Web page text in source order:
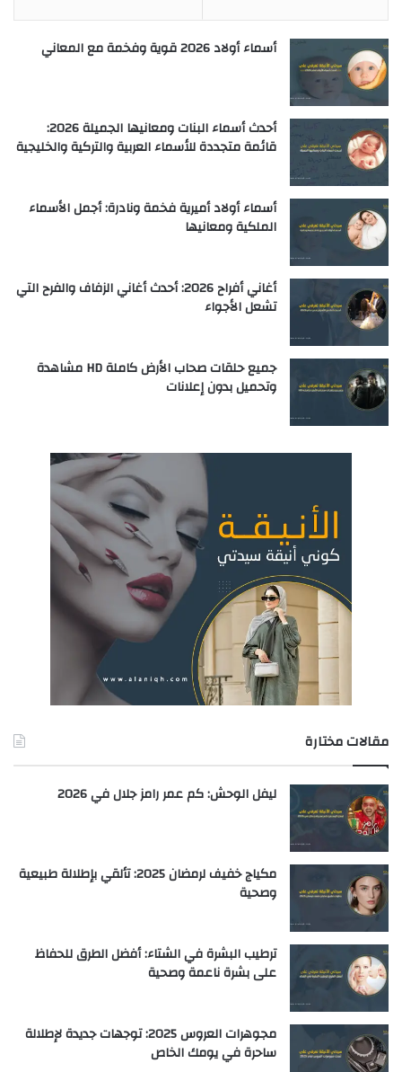
أسماء أولاد 2026 قوية وفخمة مع المعاني
أحدث أسماء البنات ومعانيها الجميلة 2026:
قائمة متجددة للأسماء العربية والتركية والخليجية
أسماء أولاد أميرية فخمة ونادرة: أجمل الأسماء
الملكية ومعانيها
أغاني أفراح 2026: أحدث أغاني الزفاف والفرح التي
تشعل الأجواء
جميع حلقات صحاب الأرض كاملة HD مشاهدة
وتحميل بدون إعلانات
مقالات مختارة
ليفل الوحش: كم عمر رامز جلال في 2026
مكياج خفيف لرمضان 2025: تألقي بإطلالة طبيعية
وصحية
ترطيب البشرة في الشتاء: أفضل الطرق للحفاظ
على بشرة ناعمة وصحية
مجوهرات العروس 2025: توجهات جديدة لإطلالة
ساحرة في يومك الخاص